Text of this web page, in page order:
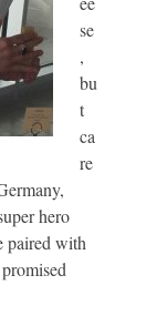
se
,
bu
t
ca
re
hero
paired with